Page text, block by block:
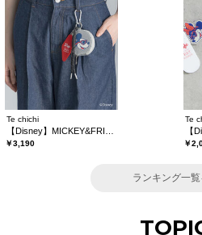
Te chichi
￥3,190
Te
￥
ランキング一